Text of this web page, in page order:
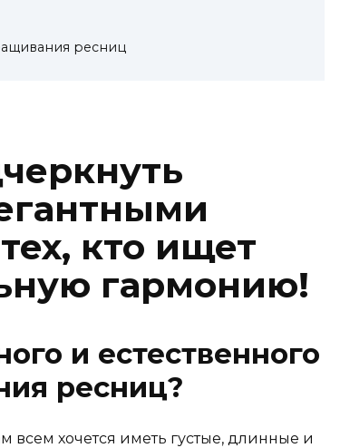
ресниц
кто ищет
гармонию!
и естественного
ресниц?
всем хочется иметь густые, длинные и